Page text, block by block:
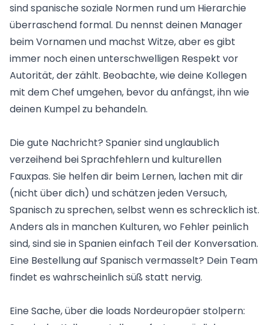
sind spanische soziale Normen rund um Hierarchie
überraschend formal. Du nennst deinen Manager
beim Vornamen und machst Witze, aber es gibt
immer noch einen unterschwelligen Respekt vor
Autorität, der zählt. Beobachte, wie deine Kollegen
mit dem Chef umgehen, bevor du anfängst, ihn wie
deinen Kumpel zu behandeln.
Die gute Nachricht? Spanier sind unglaublich
verzeihend bei Sprachfehlern und kulturellen
Fauxpas. Sie helfen dir beim Lernen, lachen mit dir
(nicht über dich) und schätzen jeden Versuch,
Spanisch zu sprechen, selbst wenn es schrecklich ist.
Anders als in manchen Kulturen, wo Fehler peinlich
sind, sind sie in Spanien einfach Teil der Konversation.
Eine Bestellung auf Spanisch vermasselt? Dein Team
findet es wahrscheinlich süß statt nervig.
Eine Sache, über die loads Nordeuropäer stolpern: